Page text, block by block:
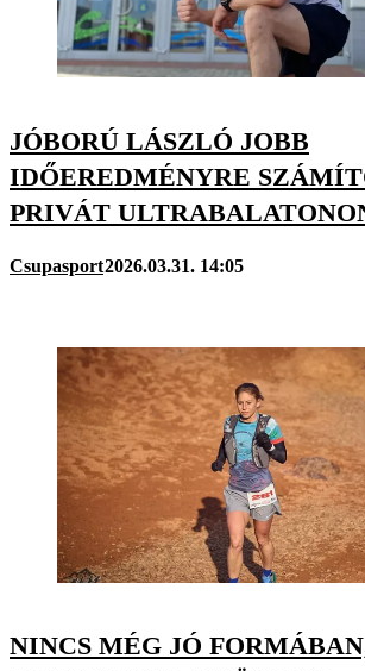
JÓBORÚ LÁSZLÓ JOBB
IDŐEREDMÉNYRE
PRIVÁT
Csupasport2026.03.31. 14:05
NINCS MÉG JÓ